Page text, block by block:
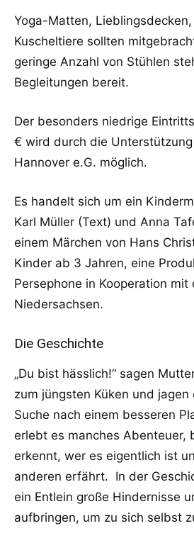
Yoga-Matten,
Kuscheltiere sollten
geringe Anzahl von Stühlen
Begleitungen bereit.
Der besonders niedrige
€ wird durch die
Hannover e.G. möglich.
Es handelt sich um ein
Karl Müller (Text) und Anna
einem Märchen von Hans
Kinder ab 3 Jahren, eine
Persephone in Kooperation
Niedersachsen.
Die Geschichte
„Du bist hässlich!“ sagen
zum jüngsten Küken und
Suche nach einem besseren
erlebt es manches Abenteuer,
erkennt, wer es eigentlich ist
anderen erfährt. In der
ein Entlein große Hindernisse
aufbringen, um zu sich selbst